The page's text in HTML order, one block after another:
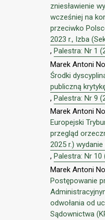
zniesławienie
wcześniej na
przeciwko
2023 r., Izba
, Palestra: Nr 1
Marek Antoni
Środki
publiczną
, Palestra: Nr 9
Marek Antoni
Europejski
przegląd
2025 r.) wydanie
, Palestra: Nr 10
Marek Antoni
Postępowanie
odwołania od
Sądownictwa